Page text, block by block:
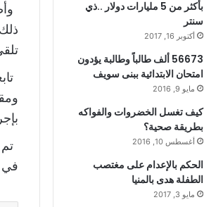
بإجراء
في
بأكثر من 5 مليارات دولار ..ذي
سنتر
أكتوبر 16, 2017
56673 ألف طالباً وطالبة يؤدون
امتحان الابتدائية ببنى سويف
مايو 9, 2016
كيف تغسل الخضروات والفواكه
بطريقة صحية؟
أغسطس 10, 2016
الحكم بالإعدام على مغتصب
الطفلة هدى بالمنيا
مايو 3, 2017